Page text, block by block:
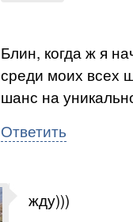
Блин, когда ж я
среди моих всех
шанс на
Ответить
жду)))